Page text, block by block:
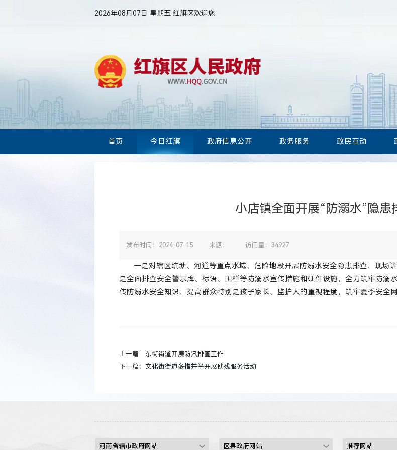
2026年08月07日 星期五 红旗区欢迎您
首页 今日红旗 政府信息公开 政务服务 政民互动
小店镇全面开展“防溺水”隐患
发布时间：2024-07-15 来源： 访问量：34927
一是对辖区坑塘、河道等重点水域、危险地段开展防溺水安全隐患排查，现场
是全面排查安全警示牌、标语、围栏等防溺水宣传措施和硬件设施，全力筑牢防溺
传防溺水安全知识，提高群众特别是孩子家长、监护人的重视程度，筑牢夏季安全网
上一篇： 东街街道开展防汛排查工作
下一篇： 文化街街道多措并举开展助残服务活动